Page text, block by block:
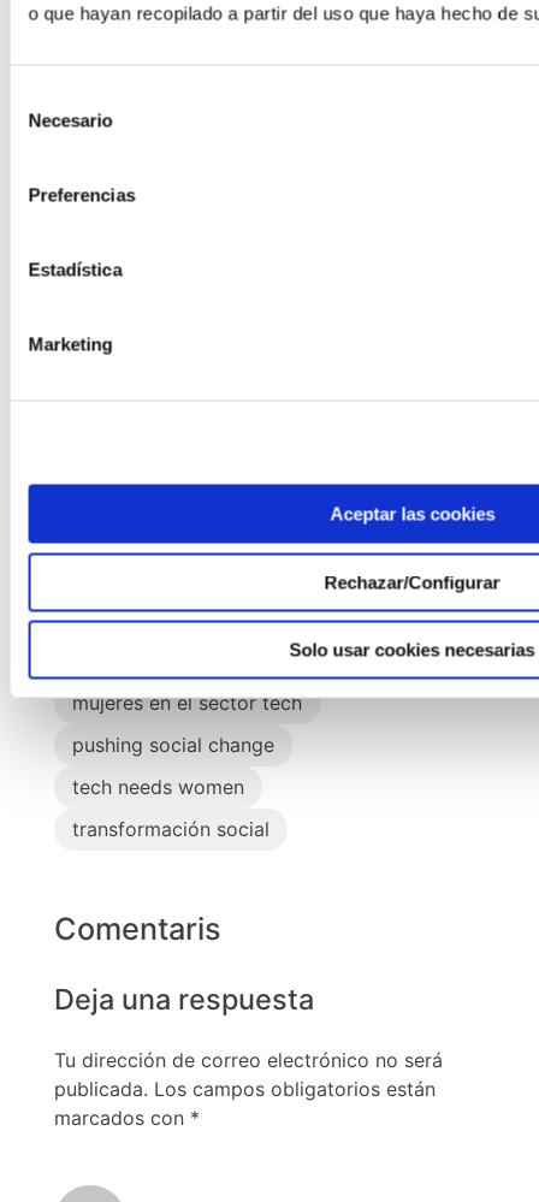
o que hayan recopilado a partir del uso que haya hecho de
Necesario
Preferencias
Estadística
Marketing
Aceptar las cookies
Rechazar/Configurar
Solo usar cookies necesarias
bootcamp solidario
FemQA
mujeres en el sector tech
pushing social change
tech needs women
transformación social
Comentaris
Deja una respuesta
Tu dirección de correo electrónico no será
publicada. Los campos obligatorios están
marcados con *